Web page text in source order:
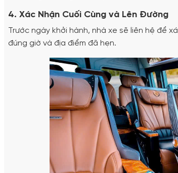
4. Xác Nhận Cuối Cùng và Lên Đường
Trước ngày khởi hành, nhà xe sẽ liên hệ để
đúng giờ và địa điểm đã hẹn.